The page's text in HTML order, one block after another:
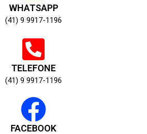
WHATSAPP
(41) 9 9917-1196
TELEFONE
(41) 9 9917-1196
FACEBOOK